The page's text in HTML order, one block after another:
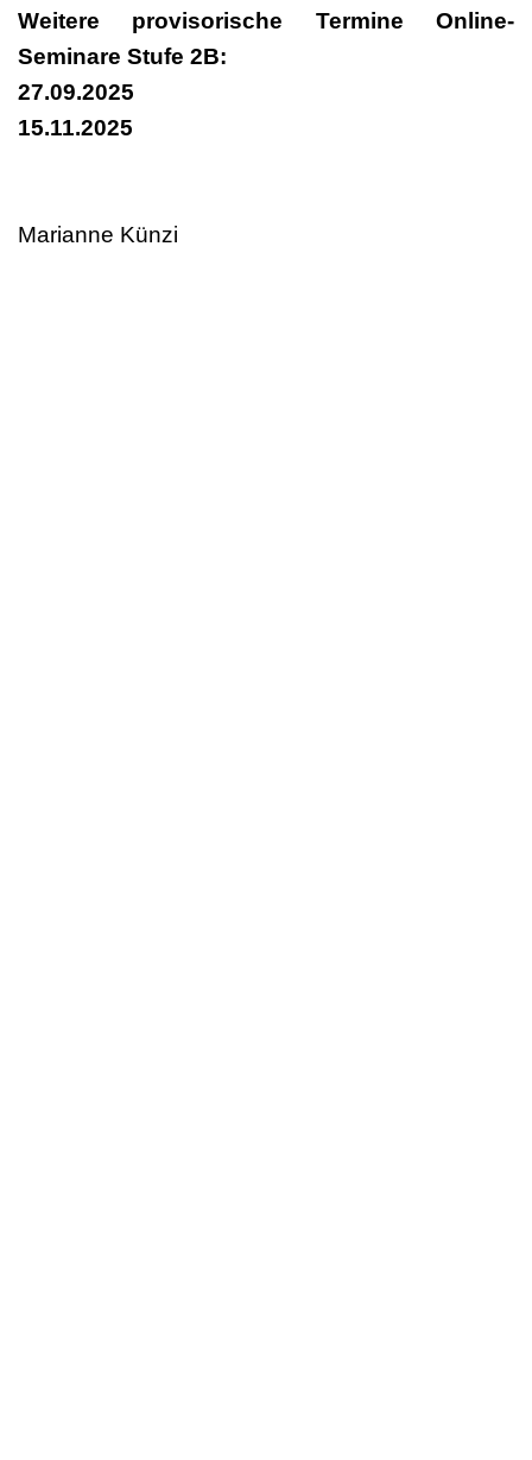
Weitere provisorische Termine Online-
Seminare Stufe 2B:
27.09.2025
15.11.2025
Marianne Künzi